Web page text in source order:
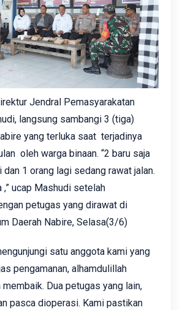
Jendral Pemasyarakatan
langsung sambangi 3 (tiga)
yang terluka saat terjadinya
oleh warga binaan. “2 baru saja
1 orang lagi sedang rawat jalan.
,” ucap Mashudi setelah
petugas yang dirawat di
Daerah Nabire, Selasa(3/6)
satu anggota kami yang
pengamanan, alhamdulillah
Dua petugas yang lain,
pasca dioperasi. Kami pastikan